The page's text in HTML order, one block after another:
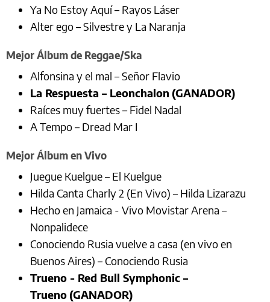
Ya No Estoy Aquí – Rayos Láser
Alter ego – Silvestre y La Naranja
Mejor Álbum de Reggae/Ska
Alfonsina y el mal – Señor Flavio
La Respuesta – Leonchalon (GANADOR)
Raíces muy fuertes – Fidel Nadal
A Tempo – Dread Mar I
Mejor Álbum en Vivo
Juegue Kuelgue – El Kuelgue
Hilda Canta Charly 2 (En Vivo) – Hilda Lizarazu
Hecho en Jamaica - Vivo Movistar Arena –
Nonpalidece
Conociendo Rusia vuelve a casa (en vivo en
Buenos Aires) – Conociendo Rusia
Trueno - Red Bull Symphonic –
Trueno (GANADOR)